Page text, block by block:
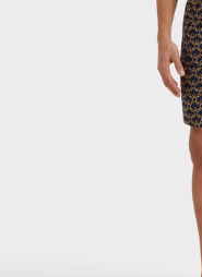
Vedi tutti i Costumi
Abbigliamento
Pullover e